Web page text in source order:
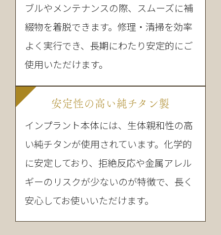
ブルやメンテナンスの際、スムーズに補
綴物を着脱できます。修理・清掃を効率
よく実行でき、長期にわたり安定的にご
使用いただけます。
安定性の高い純チタン製
インプラント本体には、生体親和性の高
い純チタンが使用されています。化学的
に安定しており、拒絶反応や金属アレル
ギーのリスクが少ないのが特徴で、長く
安心してお使いいただけます。